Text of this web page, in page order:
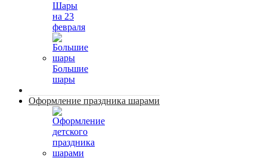
Шары
на 23
февраля
Большие
шары
Оформление праздника шарами